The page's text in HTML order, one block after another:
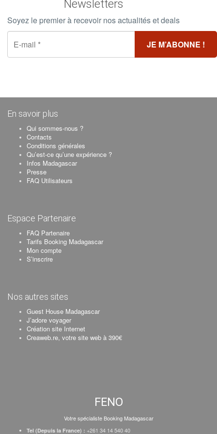
Newsletters
Soyez le premier à recevoir nos actualités et deals
En savoir plus
Qui sommes-nous ?
Contacts
Conditions générales
Qu’est-ce qu’une expérience ?
Infos Madagascar
Presse
FAQ Utilisateurs
Espace Partenaire
FAQ Partenaire
Tarifs Booking Madagascar
Mon compte
S’inscrire
Nos autres sites
Guest House Madagascar
J’adore voyager
Création site Internet
Creaweb.re, votre site web à 390€
FENO
Votre spécialiste Booking Madagascar
Tel (Depuis la France) : +261 34 14 540 40